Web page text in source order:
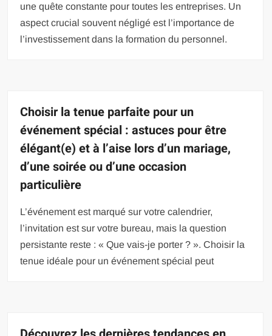
une quête constante pour toutes les entreprises. Un
aspect crucial souvent négligé est l’importance de
l’investissement dans la formation du personnel.
Choisir la tenue parfaite pour un
événement spécial : astuces pour être
élégant(e) et à l’aise lors d’un mariage,
d’une soirée ou d’une occasion
particulière
L’événement est marqué sur votre calendrier,
l’invitation est sur votre bureau, mais la question
persistante reste : « Que vais-je porter ? ». Choisir la
tenue idéale pour un événement spécial peut